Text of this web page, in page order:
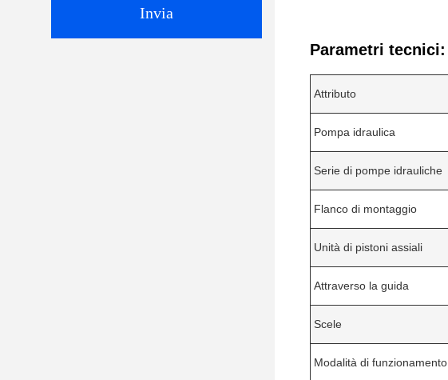
Invia
Parametri tecnici:
Attributo
Pompa idraulica
Serie di pompe idrauliche
Flanco di montaggio
Unità di pistoni assiali
Attraverso la guida
Scele
Modalità di funzionamento